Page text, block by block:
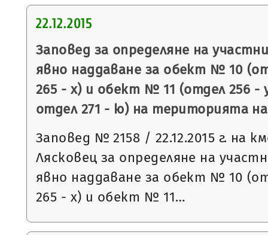
22.12.2015
Заповед за определяне на
явно наддаване за обект № 10
265 - х) и обект № 11 (отдел 256 -
отдел 271 - ю) на територията
Заповед № 2158 / 22.12.2015 г. на
Лясковец за определяне на
явно наддаване за обект № 10
265 - х) и обект № 11…